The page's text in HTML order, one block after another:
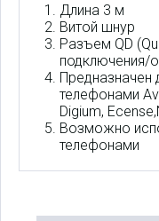
Длина 3 м
Витой шнур
Разъем QD
подключения/
Предназначен
телефонами
Digium,
Возможно
телефонами